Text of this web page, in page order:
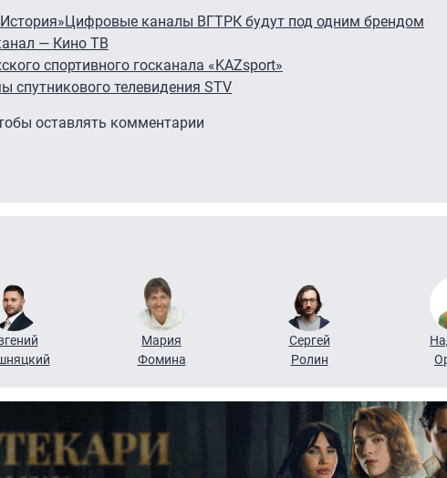
Цифровые каналы ВГТРК будут под одним брендом
— Кино ТВ
спортивного госканала «KAZsport»
спутникового телевидения STV
оставлять комментарии
Мария
Фомина
Сергей
Ролин